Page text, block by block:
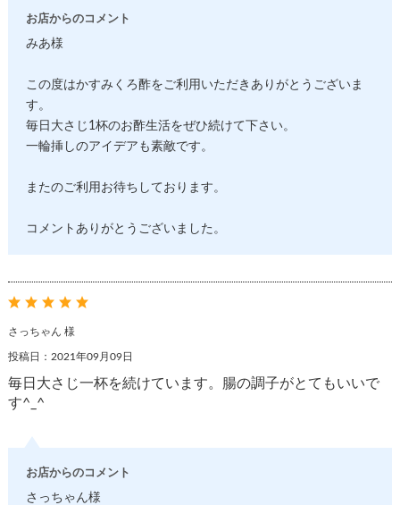
お店からのコメント
みあ様
この度はかすみくろ酢をご利用いただきありがとうございま
す。
毎日大さじ1杯のお酢生活をぜひ続けて下さい。
一輪挿しのアイデアも素敵です。
またのご利用お待ちしております。
コメントありがとうございました。
さっちゃん 様
投稿日：2021年09月09日
毎日大さじ一杯を続けています。腸の調子がとてもいいで
す^_^
お店からのコメント
さっちゃん様